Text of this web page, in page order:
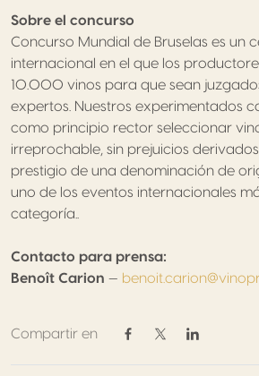
Sobre el concurso
Concurso Mundial de Bruselas es un
internacional en el que los
10.000 vinos para que sean
expertos. Nuestros experimentados
como principio rector seleccionar
irreprochable, sin prejuicios
prestigio de una denominación de
uno de los eventos internacionales
categoría..
Contacto para prensa:
Benoît Carion —
Compartir en
Compartir en Facebook
Compartir en
Compartir